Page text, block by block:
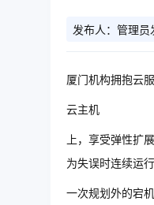
发布人：管理员
厦门机构拥抱云
云主机
上，享受弹性扩
为失误时连续运
一次规划外的宕